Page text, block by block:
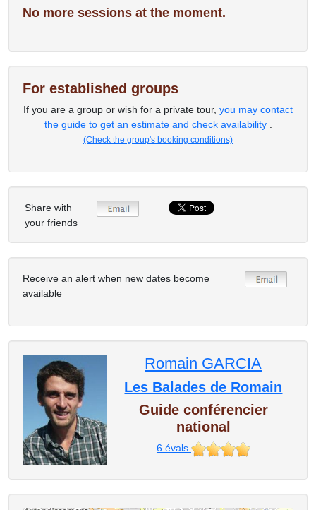
No more sessions at the moment.
For established groups
If you are a group or wish for a private tour, you may contact
the guide to get an estimate and check availability
(Check the group's booking conditions)
Share with
your friends
Receive an alert when new dates become
available
Romain GARCIA
Les Balades de Romain
Guide conférencier
national
6évals